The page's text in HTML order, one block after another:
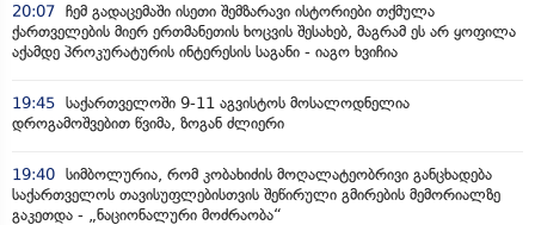
20:07 ჩემ გადაცემაში ისეთი შემზარავი ისტორიები თქმულა
ქართველების მიერ ერთმანეთის ხოცვის შესახებ, მაგრამ ეს არ ყოფილა
აქამდე პროკურატურის ინტერესის საგანი - იაგო ხვიჩია
19:45 საქართველოში 9-11 აგვისტოს მოსალოდნელია
დროგამოშვებით წვიმა, ზოგან ძლიერი
19:40 სიმბოლურია, რომ კობახიძის მოღალატეობრივი განცხადება
საქართველოს თავისუფლებისთვის შეწირული გმირების მემორიალზე
გაკეთდა - „ნაციონალური მოძრაობა“